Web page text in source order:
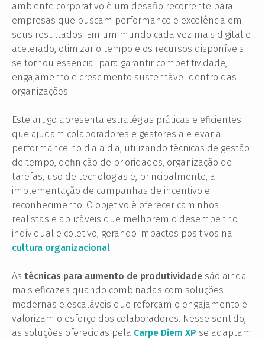
ambiente corporativo é um desafio recorrente para
empresas que buscam performance e excelência em
seus resultados. Em um mundo cada vez mais digital e
acelerado, otimizar o tempo e os recursos disponíveis
se tornou essencial para garantir competitividade,
engajamento e crescimento sustentável dentro das
organizações.
Este artigo apresenta estratégias práticas e eficientes
que ajudam colaboradores e gestores a elevar a
performance no dia a dia, utilizando técnicas de gestão
de tempo, definição de prioridades, organização de
tarefas, uso de tecnologias e, principalmente, a
implementação de campanhas de incentivo e
reconhecimento. O objetivo é oferecer caminhos
realistas e aplicáveis que melhorem o desempenho
individual e coletivo, gerando impactos positivos na
cultura organizacional.
As técnicas para aumento de produtividade são ainda
mais eficazes quando combinadas com soluções
modernas e escaláveis que reforçam o engajamento e
valorizam o esforço dos colaboradores. Nesse sentido,
as soluções oferecidas pela Carpe Diem XP se adaptam